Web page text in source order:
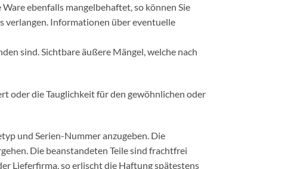
ebenfalls mangelbehaftet, so können Sie
verlangen. Informationen über eventuelle
sind. Sichtbare äußere Mängel, welche nach
oder die Tauglichkeit für den gewöhnlichen oder
und Serien-Nummer anzugeben. Die
Die beanstandeten Teile sind frachtfrei
Lieferfirma, so erlischt die Haftung spätestens